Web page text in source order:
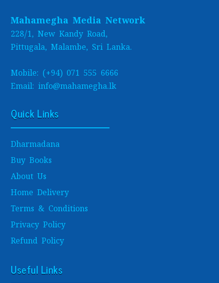
Mahamegha Media Network
228/1, New Kandy Road,
Pittugala, Malambe, Sri Lanka.
Mobile: (+94) 071 555 6666
Email: info@mahamegha.lk
Quick Links
Dharmadana
Buy Books
About Us
Home Delivery
Terms & Conditions
Privacy Policy
Refund Policy
Useful Links